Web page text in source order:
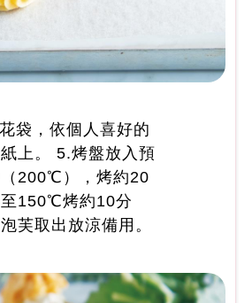
袋，依個人喜好的
上。 5.烤盤放入預
200℃），烤約20
150℃烤約10分
芙取出放涼備用。